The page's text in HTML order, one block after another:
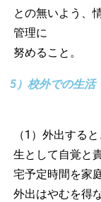
との無いよう、
管理に
努めること。
5）校外での生活
（1）外出する
生として自覚と
宅予定時間を家
外出はやむを得